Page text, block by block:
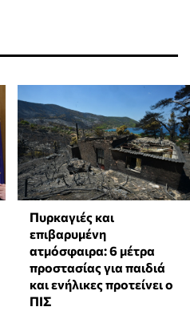
Πυρκαγιές και
επιβαρυμένη
ατμόσφαιρα: 6 μέτρα
προστασίας για παιδιά
και ενήλικες προτείνει ο
ΠΙΣ